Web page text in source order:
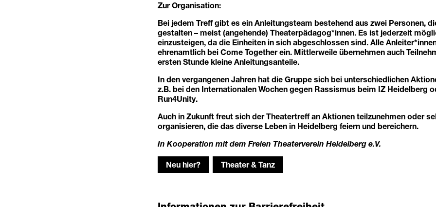
Zur Organisation:
Bei jedem Treff gibt es ein Anleitungsteam bestehend aus zwei Personen,
gestalten – meist (angehende) Theaterpädagog*innen. Es ist jederzeit
einzusteigen, da die Einheiten in sich abgeschlossen sind. Alle
ehrenamtlich bei Come Together ein. Mittlerweile übernehmen auch
ersten Stunde kleine Anleitungsanteile.
In den vergangenen Jahren hat die Gruppe sich bei unterschiedlichen
z.B. bei den Internationalen Wochen gegen Rassismus beim IZ Heidelberg
Run4Unity.
Auch in Zukunft freut sich der Theatertreff an Aktionen teilzunehmen oder
organisieren, die das diverse Leben in Heidelberg feiern und bereichern.
In Kooperation mit dem Freien Theaterverein Heidelberg e.V.
Neu hier? Theater & Tanz